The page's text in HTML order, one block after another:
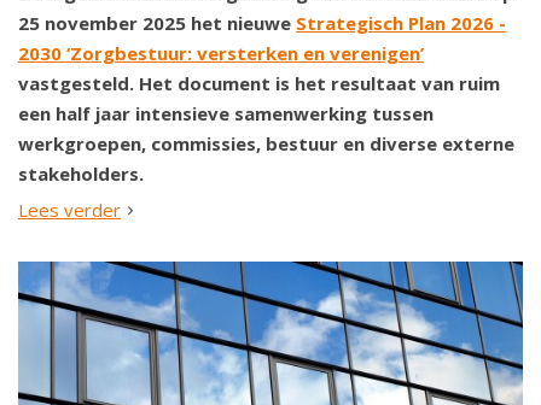
25 november 2025 het nieuwe Strategisch Plan 2026 -
2030 ‘Zorgbestuur: versterken en verenigen’
vastgesteld. Het document is het resultaat van ruim
een half jaar intensieve samenwerking tussen
werkgroepen, commissies, bestuur en diverse externe
stakeholders.
Lees verder